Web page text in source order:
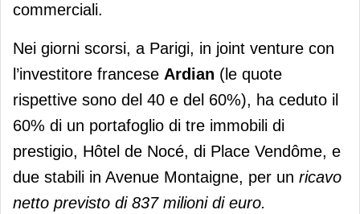
commerciali.
Nei giorni scorsi, a Parigi, in joint venture con
l’investitore francese Ardian (le quote
rispettive sono del 40 e del 60%), ha ceduto il
60% di un portafoglio di tre immobili di
prestigio, Hôtel de Nocé, di Place Vendôme, e
due stabili in Avenue Montaigne, per un ricavo
netto previsto di 837 milioni di euro.